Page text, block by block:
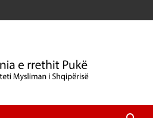
| Faqja Zyrtare